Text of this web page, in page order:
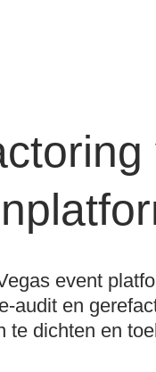
event
audit en
te dichten en